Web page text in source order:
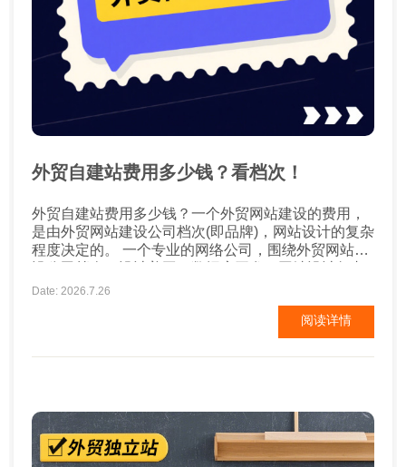
外贸自建站费用多少钱？看档次！
外贸自建站费用多少钱？一个外贸网站建设的费用，
是由外贸网站建设公司档次(即品牌)，网站设计的复杂
程度决定的。 一个专业的网络公司，围绕外贸网站建
程度、售后服务、域名注册、服务器租用等，都是外
贸网站建设公司要考虑的收费项目。网站建设费用从
几千元到十几万元不等。网站建设费用一般与功能要
致有四类...
Date: 2026.7.26
阅读详情